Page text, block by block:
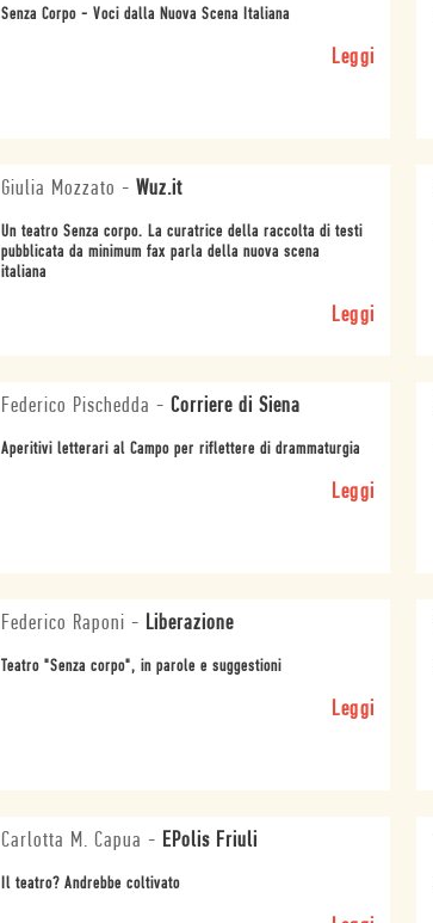
Senza Corpo - Voci dalla Nuova Scena Italiana
Leggi
Giulia Mozzato -Wuz.it
Un teatro Senza corpo. La curatrice della raccolta di testi
pubblicata da minimum fax parla della nuova scena
italiana
Leggi
Federico Pischedda -Corriere di Siena
Aperitivi letterari al Campo per riflettere di drammaturgia
Leggi
Federico Raponi - Liberazione
Teatro "Senza corpo", in parole e suggestioni
Leggi
Carlotta M. Capua - EPolis Friuli
Il teatro? Andrebbe coltivato